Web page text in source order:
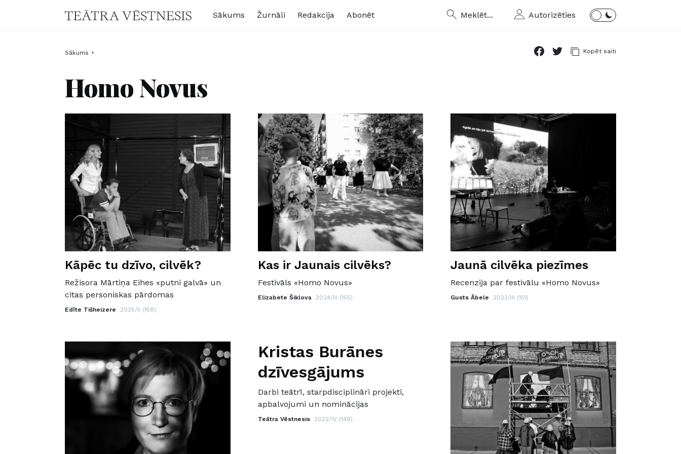
Sākums Žurnāli Redakcija Abonēt Meklēt... Autorizēties
Sākums Kopēt saiti
Homo Novus
Kāpēc tu dzīvo, cilvēk?
Režisora Mārtiņa Eihes «putni galvā» un
citas personiskas pārdomas
Edīte Tišheizere 2025/II (158)
Kas ir Jaunais cilvēks?
Festivāls «Homo Novus»
Elizabete Šiklova 2024/III (155)
Jaunā cilvēka piezīmes
Recenzija par festivālu «Homo Novus»
Gusts Ābele 2023/III (151)
Kristas Burānes
dzīvesgājums
Darbi teātrī, starpdisciplināri projekti,
apbalvojumi un nominācijas
Teātra Vēstnesis 2022/IV (148)